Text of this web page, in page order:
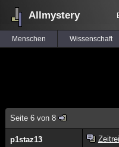
Allmystery
Menschen Wissenschaft
Seite 6 von 8
p1staz13